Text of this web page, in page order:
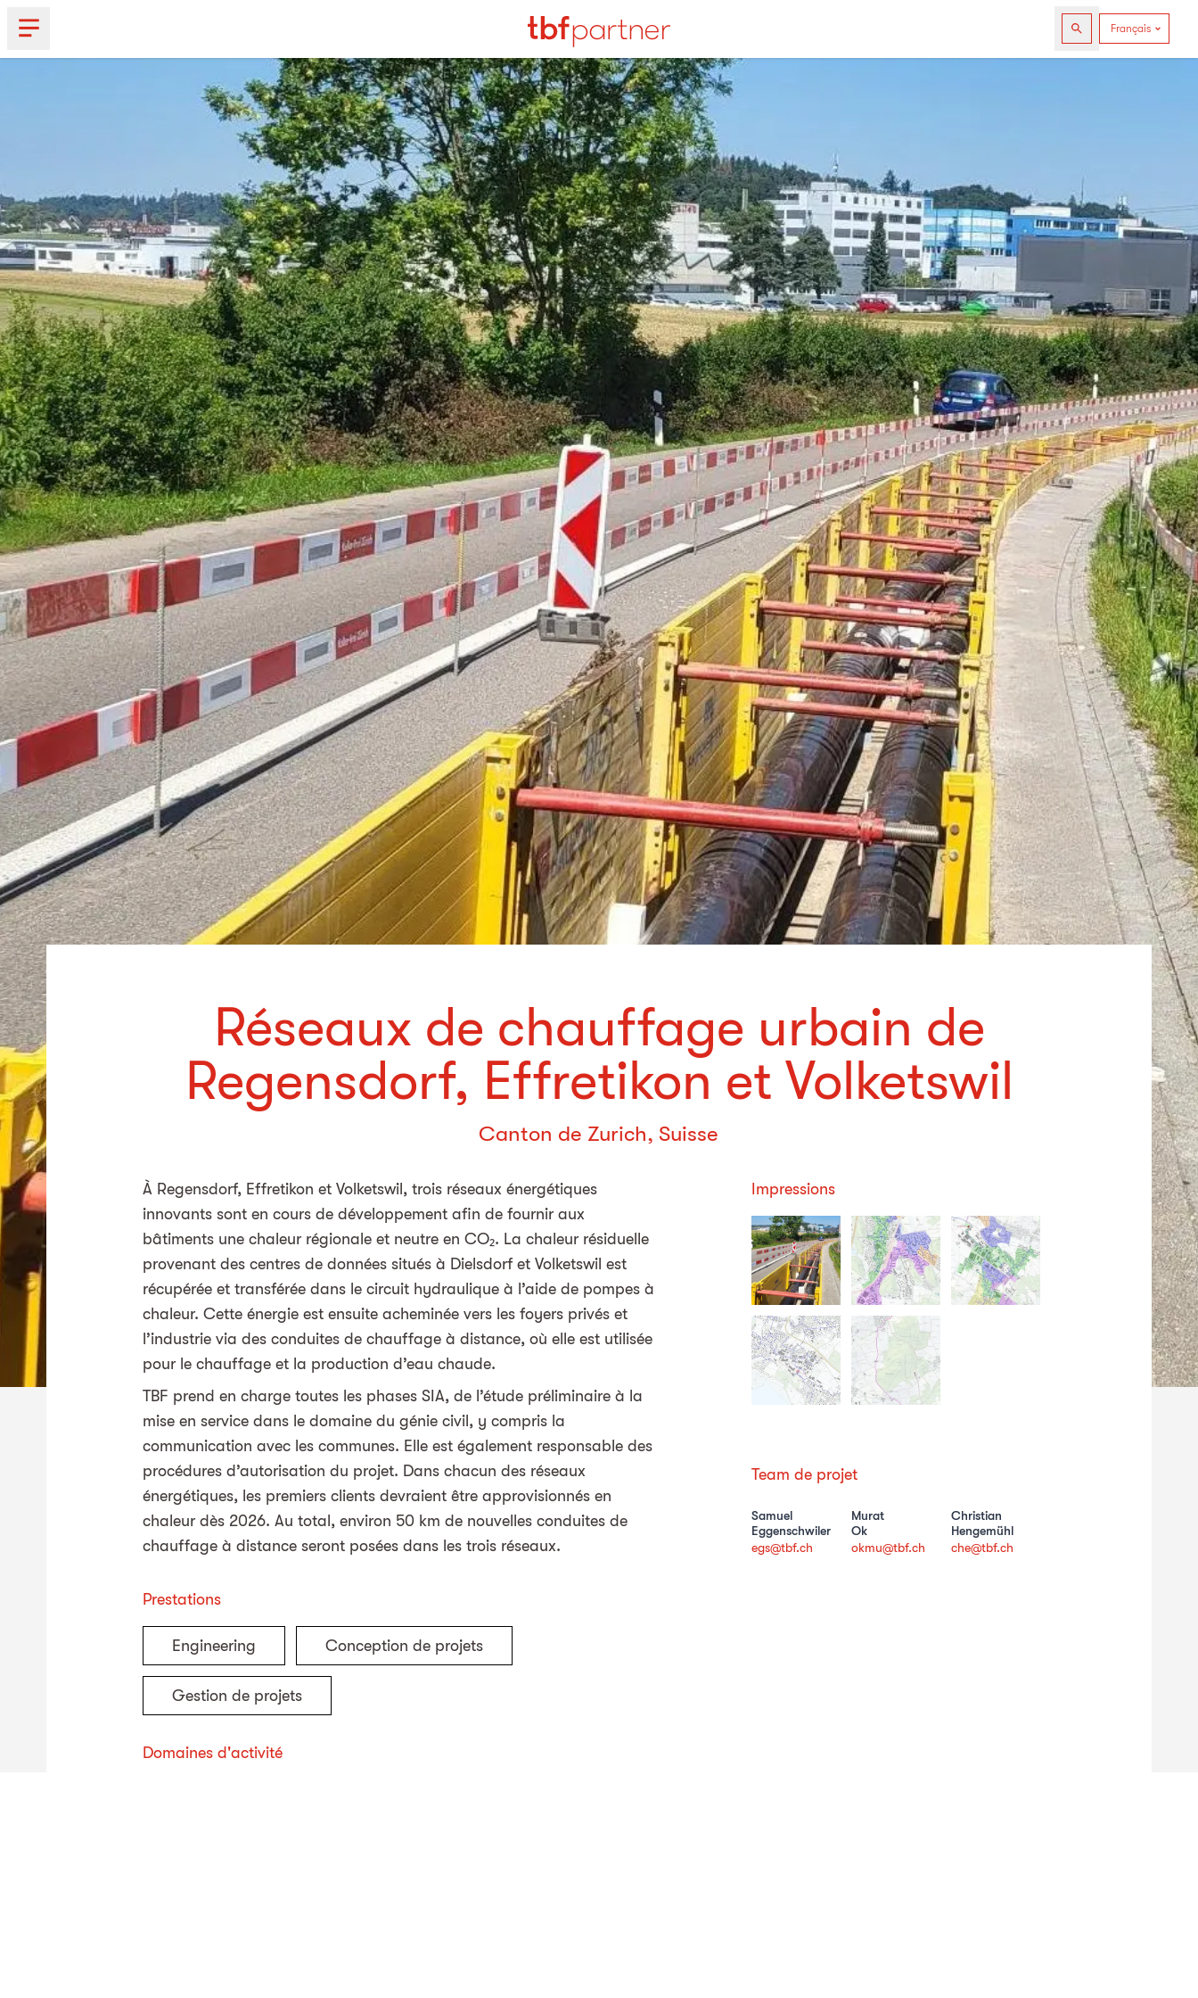
Réseaux de chauffage urbain de
Regensdorf, Effretikon et Volketswil
Canton de Zurich, Suisse
À Regensdorf, Effretikon et Volketswil, trois réseaux énergétiques
innovants sont en cours de développement afin de fournir aux
bâtiments une chaleur régionale et neutre en CO₂. La chaleur résiduelle
provenant des centres de données situés à Dielsdorf et Volketswil est
récupérée et transférée dans le circuit hydraulique à l’aide de pompes à
chaleur. Cette énergie est ensuite acheminée vers les foyers privés et
l’industrie via des conduites de chauffage à distance, où elle est utilisée
pour le chauffage et la production d’eau chaude.
TBF prend en charge toutes les phases SIA, de l’étude préliminaire à la
mise en service dans le domaine du génie civil, y compris la
communication avec les communes. Elle est également responsable des
procédures d’autorisation du projet. Dans chacun des réseaux
énergétiques, les premiers clients devraient être approvisionnés en
chaleur dès 2026. Au total, environ 50 km de nouvelles conduites de
chauffage à distance seront posées dans les trois réseaux.
Prestations
Engineering Conception de projets
Gestion de projets
Domaines d'activité
Impressions
Team de projet
Samuel
Eggenschwiler
egs@tbf.ch
Murat
Ok
okmu@tbf.ch
Christian
Hengemühl
che@tbf.ch